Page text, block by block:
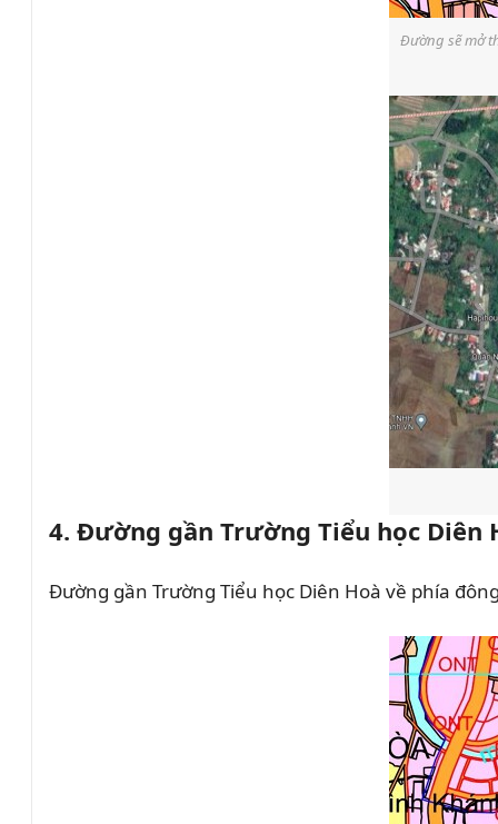
Đường sẽ mở
4. Đường gần Trường Tiểu học Diên
Đường gần Trường Tiểu học Diên Hoà về phía